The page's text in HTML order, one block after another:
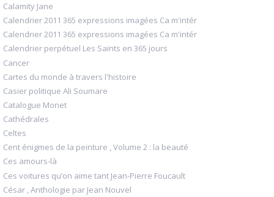
Calamity Jane
Calendrier 2011 365 expressions imagées Ca m'intér
Calendrier 2011 365 expressions imagées Ca m'intér
Calendrier perpétuel Les Saints en 365 jours
Cancer
Cartes du monde à travers l'histoire
Casier politique Ali Soumare
Catalogue Monet
Cathédrales
Celtes
Cent énigmes de la peinture , Volume 2 : la beauté
Ces amours-là
Ces voitures qu’on aime tant Jean-Pierre Foucault
César , Anthologie par Jean Nouvel